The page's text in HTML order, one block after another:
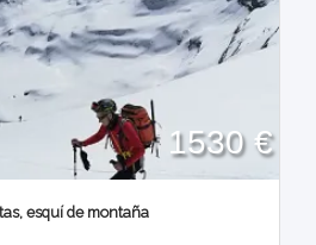
1530 €
esquí de montaña